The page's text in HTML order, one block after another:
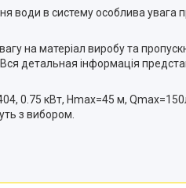
в систему особлива увага
на матеріал виробу та
детальная інформація
0.75 кВт, Нmax=45 м,
з вибором.